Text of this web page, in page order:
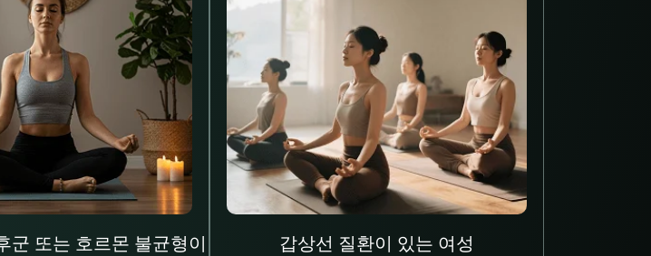
군 또는 호르몬 불균형이
갑상선 질환이 있는 여성